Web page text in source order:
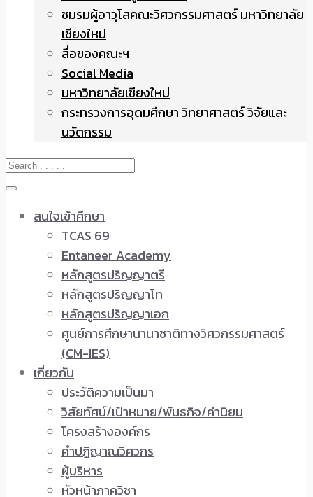
ชมรมผู้อาวุโสคณะวิศวกรรมศาสตร์ มหาวิทยาลัย
เชียงใหม่
สื่อของคณะฯ
Social Media
มหาวิทยาลัยเชียงใหม่
กระทรวงการอุดมศึกษา วิทยาศาสตร์ วิจัยและ
นวัตกรรม
สนใจเข้าศึกษา
TCAS 69
Entaneer Academy
หลักสูตรปริญญาตรี
หลักสูตรปริญญาโท
หลักสูตรปริญญาเอก
ศูนย์การศึกษานานาชาติทางวิศวกรรมศาสตร์
(CM-IES)
เกี่ยวกับ
ประวัติความเป็นมา
วิสัยทัศน์/เป้าหมาย/พันธกิจ/ค่านิยม
โครงสร้างองค์กร
คำปฏิญาณวิศวกร
ผู้บริหาร
หัวหน้าภาควิชา